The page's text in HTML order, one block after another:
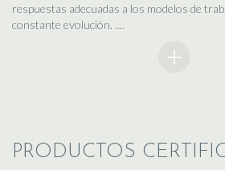
respuestas adecuadas a los modelos de
constante evolución. ....
PRODUCTOS